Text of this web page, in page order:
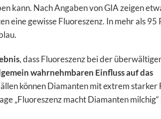
kann. Nach Angaben von GIA zeigen
eine gewisse Fluoreszenz. In mehr als 95
, dass Fluoreszenz bei der
wahrnehmbaren Einfluss auf das
können Diamanten mit extrem starker
„Fluoreszenz macht Diamanten